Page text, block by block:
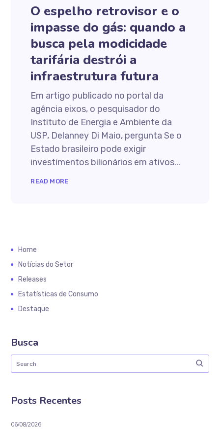
O espelho retrovisor e o
impasse do gás: quando a
busca pela modicidade
tarifária destrói a
infraestrutura futura
Em artigo publicado no portal da
agência eixos, o pesquisador do
Instituto de Energia e Ambiente da
USP, Delanney Di Maio, pergunta Se o
Estado brasileiro pode exigir
investimentos bilionários em ativos...
READ MORE
Home
Notícias do Setor
Releases
Estatísticas de Consumo
Destaque
Busca
Posts Recentes
06/08/2026